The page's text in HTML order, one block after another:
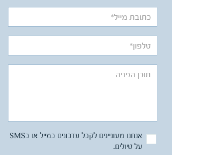
אנחנו מעוניינים לקבל עדכונים במייל או בSMS
על טיולים.